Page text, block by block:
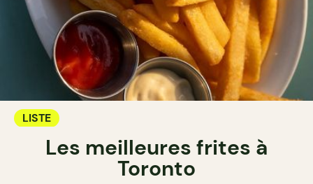
LISTE
Les meilleures frites à
Toronto